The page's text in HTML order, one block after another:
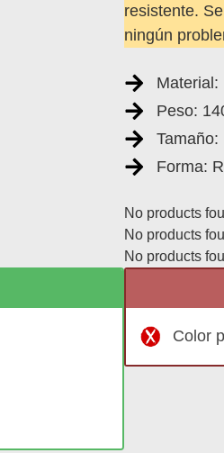
resistente.
ningún
Material:
Peso:
Tamaño:
Forma:
No products
No products
No products
Color